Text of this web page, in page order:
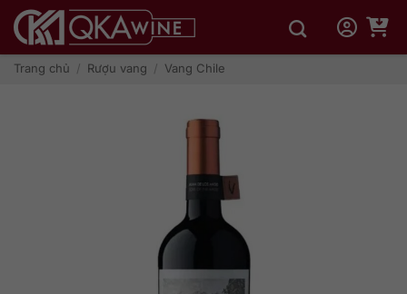
qua
dungTrang chủ / Rượu vang / Vang Chile